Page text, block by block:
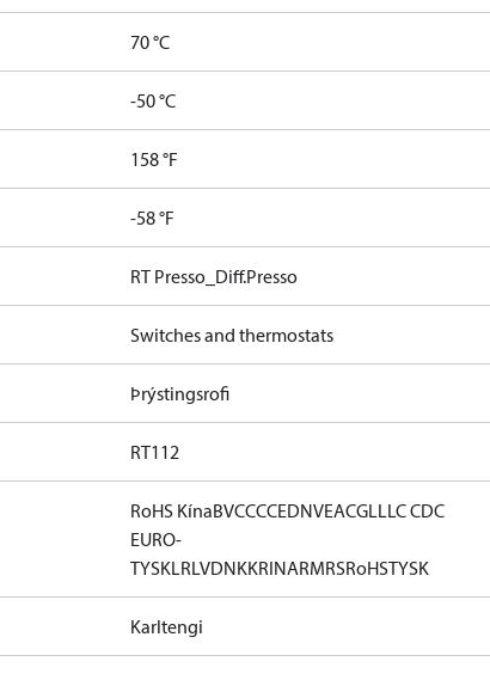
70 °C
-50 °C
158 °F
-58 °F
RT Presso_Diff.Presso
Switches and thermostats
Þrýstingsrofi
RT112
RoHS KínaBVCCCCEDNVEACGLLLC CDC
EURO-
TYSKLRLVDNKKRINARMRSRoHSTYSK
Karltengi